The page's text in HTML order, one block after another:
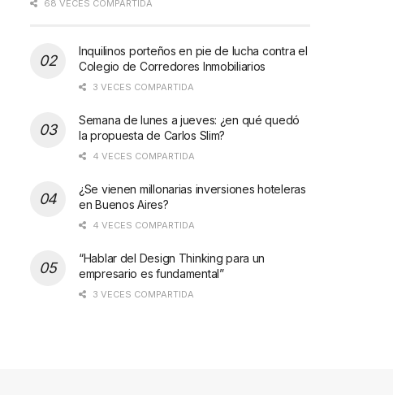
68 VECES COMPARTIDA
Inquilinos porteños en pie de lucha contra el
Colegio de Corredores Inmobiliarios
3 VECES COMPARTIDA
Semana de lunes a jueves: ¿en qué quedó
la propuesta de Carlos Slim?
4 VECES COMPARTIDA
¿Se vienen millonarias inversiones hoteleras
en Buenos Aires?
4 VECES COMPARTIDA
“Hablar del Design Thinking para un
empresario es fundamental”
3 VECES COMPARTIDA